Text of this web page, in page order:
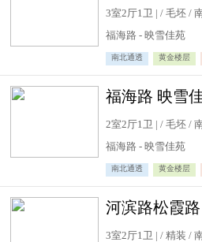
3室2厅1卫 | / 毛坯 /
福海路 - 映雪佳苑
南北通透 黄金楼层
2室2厅1卫 | / 毛坯 /
福海路 - 映雪佳苑
南北通透 黄金楼层
3室2厅1卫 | / 精装 /